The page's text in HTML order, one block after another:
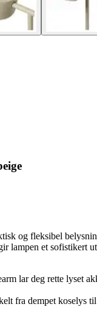
og fleksibel
lampen et sofistikert
lar deg rette lyset
fra dempet koselys